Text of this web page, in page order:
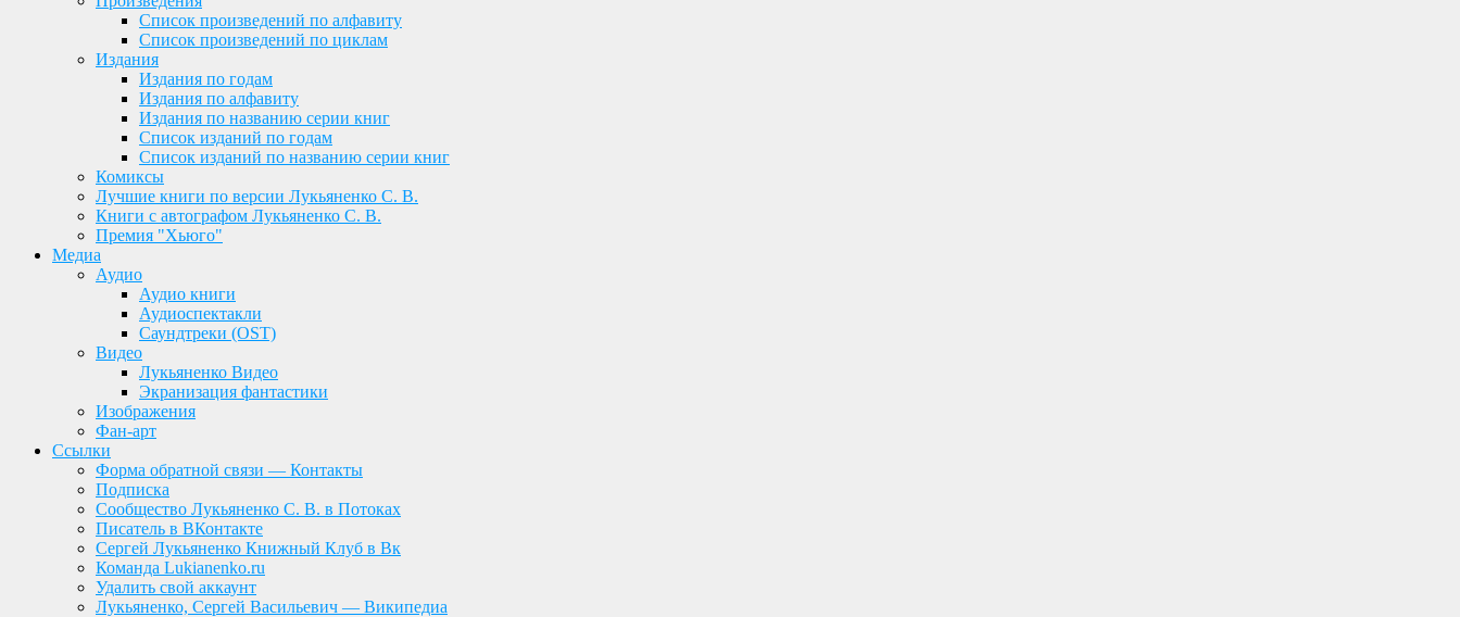
Список произведений по алфавиту
Список произведений по циклам
Издания
Издания по годам
Издания по алфавиту
Издания по названию серии книг
Список изданий по годам
Список изданий по названию серии книг
Комиксы
Лучшие книги по версии Лукьяненко С. В.
Книги с автографом Лукьяненко С. В.
Премия "Хьюго"
Медиа
Аудио
Аудио книги
Аудиоспектакли
Саундтреки (OST)
Видео
Лукьяненко Видео
Экранизация фантастики
Изображения
Фан-арт
Ссылки
Форма обратной связи — Контакты
Подписка
Сообщество Лукьяненко С. В. в Потоках
Писатель в ВКонтакте
Сергей Лукьяненко Книжный Клуб в Вк
Команда Lukianenko.ru
Удалить свой аккаунт
Лукьяненко, Сергей Васильевич — Википедиа